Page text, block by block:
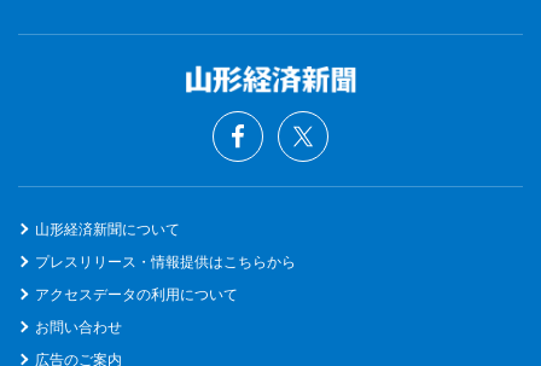
山形経済新聞について
プレスリリース・情報提供はこちらから
アクセスデータの利用について
お問い合わせ
広告のご案内